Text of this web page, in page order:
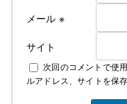
なお、詳し
下記にて説
メール ※
サイト
次回のコメントで使
ルアドレス、サイトを保存